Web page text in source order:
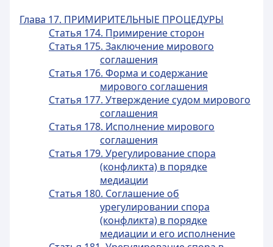
Глава 17. ПРИМИРИТЕЛЬНЫЕ ПРОЦЕДУРЫ
Статья 174. Примирение сторон
Статья 175. Заключение мирового
соглашения
Статья 176. Форма и содержание
мирового соглашения
Статья 177. Утверждение судом мирового
соглашения
Статья 178. Исполнение мирового
соглашения
Статья 179. Урегулирование спора
(конфликта) в порядке
медиации
Статья 180. Соглашение об
урегулировании спора
(конфликта) в порядке
медиации и его исполнение